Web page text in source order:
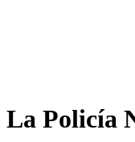
La Policía